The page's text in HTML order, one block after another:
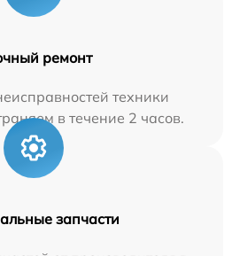
ремонт
техники
в течение 2 часов.
запчасти